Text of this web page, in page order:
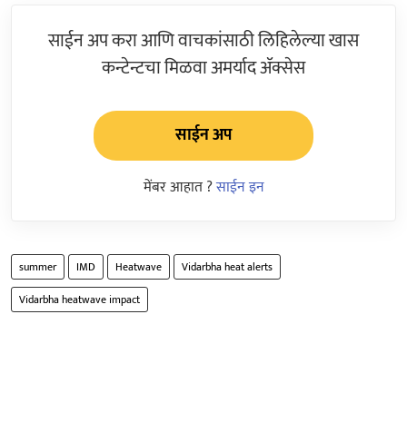
साईन अप करा आणि वाचकांसाठी लिहिलेल्या खास
कन्टेन्टचा मिळवा अमर्याद ॲक्सेस
साईन अप
मेंबर आहात ?साईन इन
summer IMD Heatwave
Vidarbha heat alerts
Vidarbha heatwave impact